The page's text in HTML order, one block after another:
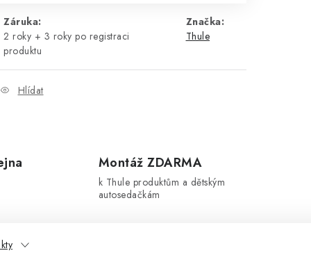
Záruka:
2 roky + 3 roky po registraci
produktu
Značka:
Thule
Hlídat
Montáž ZDARMA
k Thule produktům a dětským
autosedačkám